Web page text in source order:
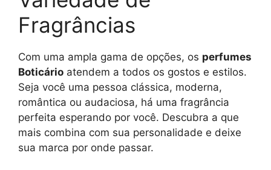
Fragrâncias
Com uma ampla gama de opções, os perfumes
Boticário atendem a todos os gostos e estilos.
Seja você uma pessoa clássica, moderna,
romântica ou audaciosa, há uma fragrância
perfeita esperando por você. Descubra a que
mais combina com sua personalidade e deixe
sua marca por onde passar.